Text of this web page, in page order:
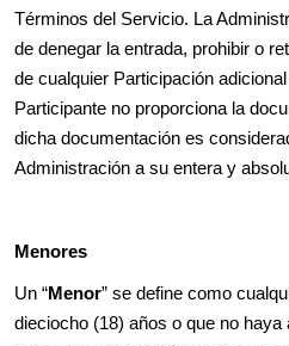
Términos del Servicio. La
de denegar la entrada, prohibir o
de cualquier Participación
Participante no proporciona la
dicha documentación es
Administración a su entera y
Menores
Un “Menor” se define como
dieciocho (18) años o que no